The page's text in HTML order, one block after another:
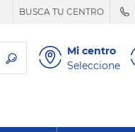
BUSCA TU CENTRO
Mi centro
Seleccione